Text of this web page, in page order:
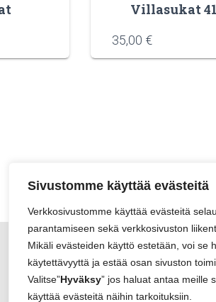
Sivustomme käyttää evästeitä
Verkkosivustomme käyttää evästeitä
parantamiseen sekä verkkosivuston
Mikäli evästeiden käyttö estetään, voi se
käytettävyyttä ja estää osan sivuston
Valitse”Hyväksy” jos haluat antaa meille
käyttää evästeitä näihin tarkoituksiin.
Villasukat
35,00 €